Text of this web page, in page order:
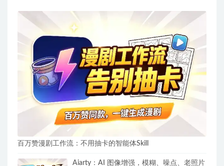
百万赞漫剧工作流：不用抽卡的智能体Skill
Aiarty：AI 图像增强，模糊、噪点、老照片